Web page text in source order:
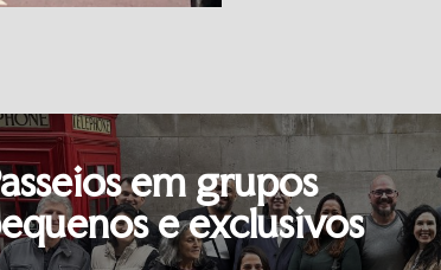
em grupos
e exclusivos